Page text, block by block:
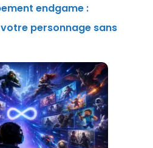
endgame :
personnage sans